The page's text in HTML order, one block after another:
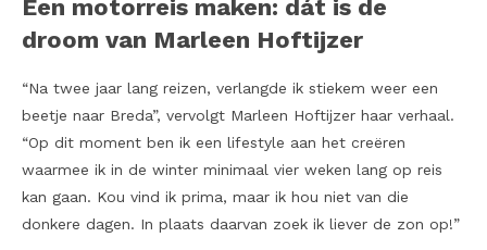
Een motorreis maken: dát is de
droom van Marleen Hoftijzer
“Na twee jaar lang reizen, verlangde ik stiekem weer een
beetje naar Breda”, vervolgt Marleen Hoftijzer haar verhaal.
“Op dit moment ben ik een lifestyle aan het creëren
waarmee ik in de winter minimaal vier weken lang op reis
kan gaan. Kou vind ik prima, maar ik hou niet van die
donkere dagen. In plaats daarvan zoek ik liever de zon op!”